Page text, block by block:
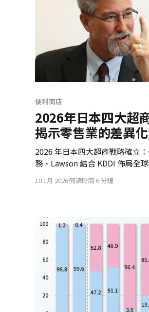
便利商店
2026年日本四大超
揭示零售業的差異
2026 年日本四大超商戰略確立
務、Lawson 結合 KDDI 佈局全
回歸食安根本、7-Eleven 拒絕價
鏈。YeN 解析日本零售業如何從
10 1月 2026閱讀時間 6 分鐘